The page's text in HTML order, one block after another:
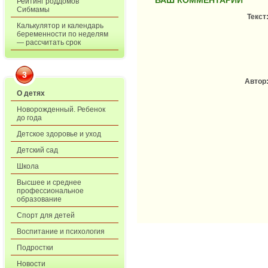
Сибмамы
Калькулятор и календарь
беременности по неделям
— рассчитать срок
3
О детях
Новорожденный. Ребенок
до года
Детское здоровье и уход
Детский сад
Школа
Высшее и среднее
профессиональное
образование
Спорт для детей
Воспитание и психология
Подростки
Новости
Текст:
Автор: